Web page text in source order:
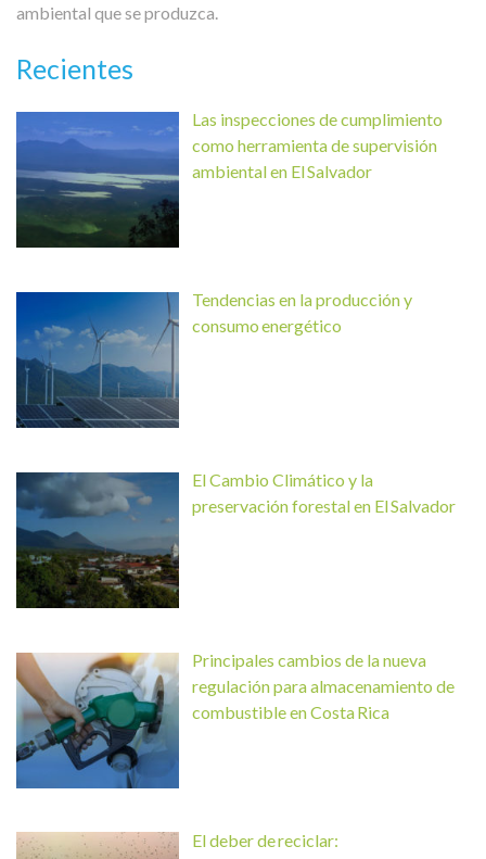
ambiental que se produzca.
Recientes
Las inspecciones de cumplimiento
como herramienta de supervisión
ambiental en El Salvador
Tendencias en la producción y
consumo energético
El Cambio Climático y la
preservación forestal en El Salvador
Principales cambios de la nueva
regulación para almacenamiento de
combustible en Costa Rica
El deber de reciclar: